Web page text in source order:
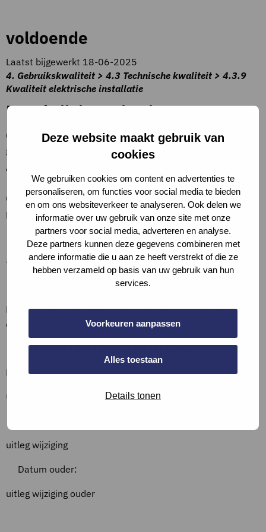
Deze website maakt gebruik van
cookies
We gebruiken cookies om content en advertenties te
personaliseren, om functies voor social media te bieden
en om ons websiteverkeer te analyseren. Ook delen we
informatie over uw gebruik van onze site met onze
partners voor social media, adverteren en analyse.
Deze partners kunnen deze gegevens combineren met
andere informatie die u aan ze heeft verstrekt of die ze
hebben verzameld op basis van uw gebruik van hun
services.
Voorkeuren aanpassen
Alles toestaan
Details tonen
voldoende
Laatst bijgewerkt 18-06-2025
4. Gebruikskwaliteit > 4.3 Technische kwaliteit > 4.3.9
Kwaliteit elektrische installatie
Beschrijving criteria
Conditiescore 3 – Het verouderingsproces is plaatselijk op
gang gekomen.
Toelichting op criteria
Gebreken, in de vorm van verwering enz., kunnen
plaatselijk tot regelmatig voorkomen. (NEN 2767).
Definities
–
Beschrijf de situatie en vul aan met een foto van de
opname.
Bronnen en referenties
NEN 2767
Overzicht wijzigingen
uitleg wijziging
Datum ouder:
uitleg wijziging ouder